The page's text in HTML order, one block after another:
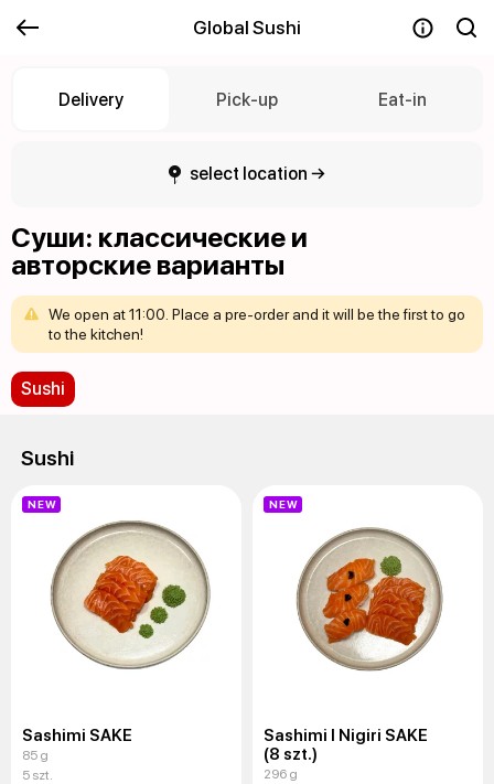
Global Sushi
Delivery Pick-up Eat-in
select location →
Суши: классические и
авторские варианты
We open at11:00. Place a pre-order and itwill be the firstto go
to the kitchen!
Sushi
Sushi
NEW
Sashimi SAKE
85 g
5 szt.
NEW
Sashimi I Nigiri SAKE
(8 szt.)
296 g